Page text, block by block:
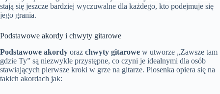
stają się jeszcze bardziej wyczuwalne dla każdego, kto podejmuje się
jego grania.
Podstawowe akordy i chwyty gitarowe
Podstawowe akordy oraz chwyty gitarowe w utworze „Zawsze tam
gdzie Ty” są niezwykle przystępne, co czyni je idealnymi dla osób
stawiających pierwsze kroki w grze na gitarze. Piosenka opiera się na
takich akordach jak: